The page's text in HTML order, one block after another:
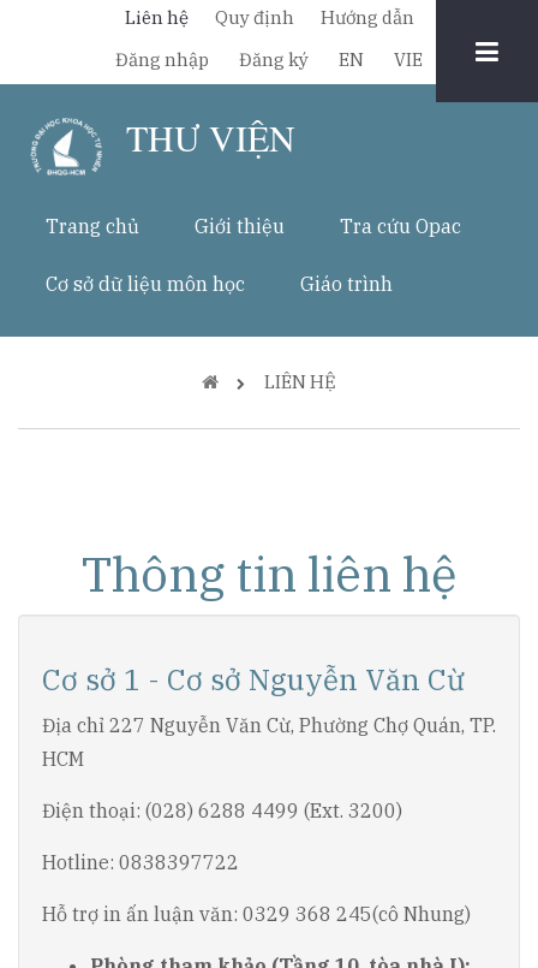
nội
Liên hệ Quy định Hướng dẫn
Chuyển
đổi
ngôn
Đăng nhập Đăng ký EN VIE
THƯ VIỆN
Trang chủ Giới thiệu Tra cứu Opac
Cơ sở dữ liệu môn học Giáo trình
Breadcrumb LIÊN HỆ
Thông tin liên hệ
Cơ sở 1 - Cơ sở Nguyễn Văn Cừ
Địa chỉ 227 Nguyễn Văn Cừ, Phường Chợ Quán, TP.
HCM
Điện thoại: (028) 6288 4499 (Ext. 3200)
Hotline: 0838397722
Hỗ trợ in ấn luận văn: 0329 368 245(cô Nhung)